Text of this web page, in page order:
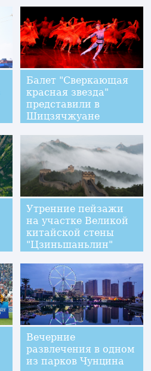
соревнованиях
Балет "Сверкающая
красная звезда"
представили в
Шицзячжуане
Утренние пейзажи
на участке Великой
китайской стены
"Цзиньшаньлин"
Вечерние
развлечения в одном
из парков Чунцина